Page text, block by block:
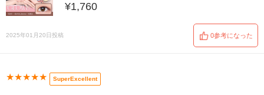
¥1,760
2025年01月20日投稿 0参考になった
★★★★★ SuperExcellent